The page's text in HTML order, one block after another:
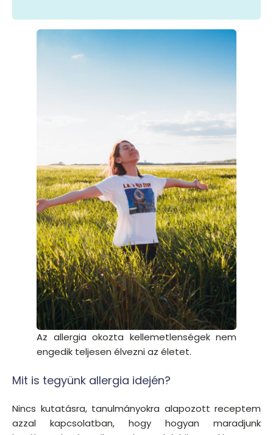
Az allergia okozta kellemetlenségek nem
engedik teljesen élvezni az életet.
Mit is tegyünk allergia idején?
Nincs kutatásra, tanulmányokra alapozott receptem
azzal kapcsolatban, hogy hogyan maradjunk